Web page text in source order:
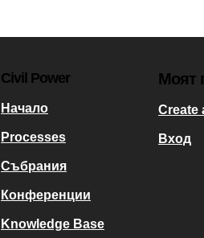
Civil Power
Начало
Processes
Събрания
Конференции
Knowledge Base
Моят
Create
Вход